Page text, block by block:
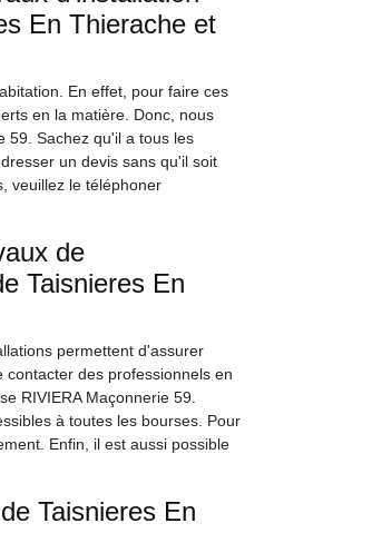
En Thierache et
En effet, pour faire ces
en la matière. Donc, nous
59. Sachez qu'il a tous les
un devis sans qu'il soit
veuillez le téléphoner
de
Taisnieres En
permettent d'assurer
des professionnels en
RIVIERA Maçonnerie 59.
à toutes les bourses. Pour
Enfin, il est aussi possible
Taisnieres En